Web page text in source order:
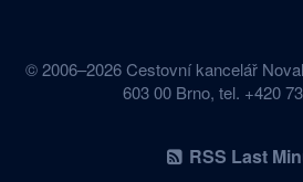
© 2006–2026 Cestovní kancelář
603 00 Brno, tel. +420
RSS Last